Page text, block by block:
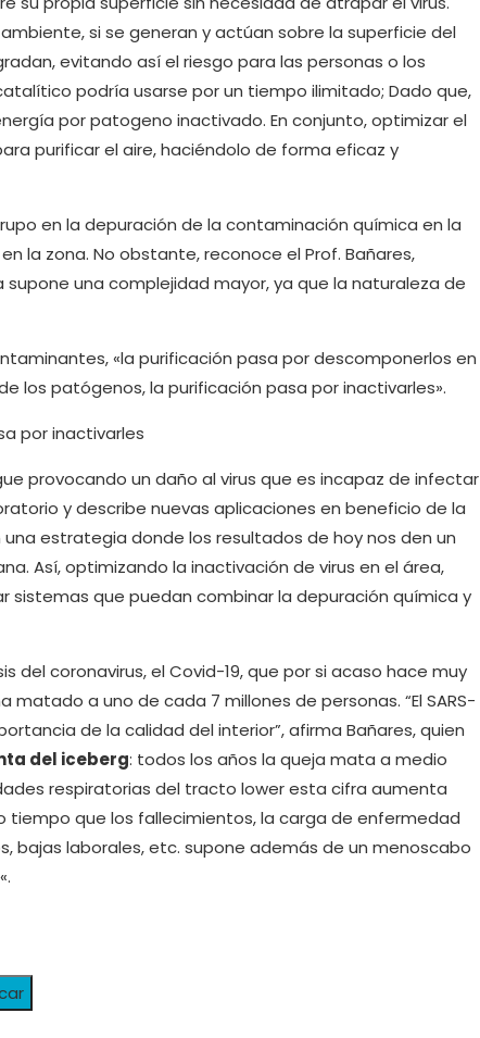
si se generan y actúan sobre la superficie del
evitando así el riesgo para las personas o los
podría usarse por un tiempo ilimitado; Dado que,
por patogeno inactivado. En conjunto, optimizar el
purificar el aire, haciéndolo de forma eficaz y
en la depuración de la contaminación química en la
la zona. No obstante, reconoce el Prof. Bañares,
una complejidad mayor, ya que la naturaleza de
«la purificación pasa por descomponerlos en
los patógenos, la purificación pasa por inactivarles».
por inactivarles
provocando un daño al virus que es incapaz de infectar
y describe nuevas aplicaciones en beneficio de la
estrategia donde los resultados de hoy nos den un
Así, optimizando la inactivación de virus en el área,
sistemas que puedan combinar la depuración química y
del coronavirus, el Covid-19, que por si acaso hace muy
a uno de cada 7 millones de personas. “El SARS-
de la calidad del interior”, afirma Bañares, quien
del iceberg: todos los años la queja mata a medio
respiratorias del tracto lower esta cifra aumenta
tiempo que los fallecimientos, la carga de enfermedad
bajas laborales, etc. supone además de un menoscabo
«.